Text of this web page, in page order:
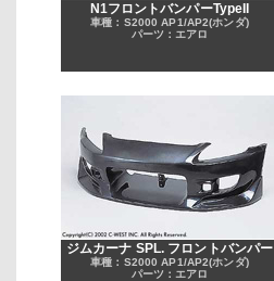
N1フロントバンパーTypeII
車種：S2000 AP1/AP2(ホンダ)
パーツ：エアロ
ジムカーナ SPL. フロントバンパー
車種：S2000 AP1/AP2(ホンダ)
パーツ：エアロ